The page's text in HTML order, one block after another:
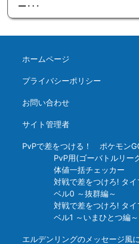
ー･･･
ホームページ
プライバシーポリシー
お問い合わせ
サイト管理者
PvPで差をつける！ ポケモン
PvP用(ゴーバトルリー
体値一括チェッカー
対戦で差をつけろ! タ
ベル0 ～抜群編～
対戦で差をつけろ! タ
ベル1 ～いまひとつ編～
エルデンリングのメッセージ風